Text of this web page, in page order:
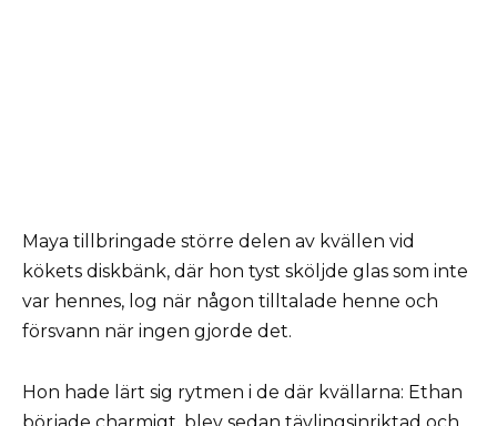
Maya tillbringade större delen av kvällen vid
kökets diskbänk, där hon tyst sköljde glas som inte
var hennes, log när någon tilltalade henne och
försvann när ingen gjorde det.
Hon hade lärt sig rytmen i de där kvällarna: Ethan
började charmigt, blev sedan tävlingsinriktad och